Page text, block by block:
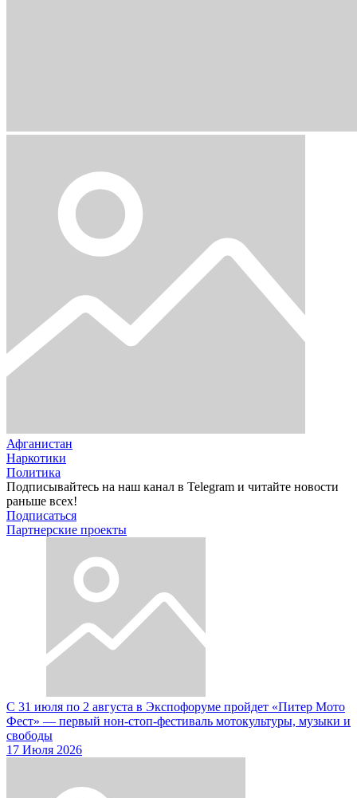
Афганистан
Наркотики
Политика
Подписывайтесь на наш канал в Telegram и читайте новости
раньше всех!
Подписаться
Партнерские проекты
С 31 июля по 2 августа в Экспофоруме пройдет «Питер Мото
Фест» — первый нон-стоп-фестиваль мотокультуры, музыки и
свободы
17 Июля 2026